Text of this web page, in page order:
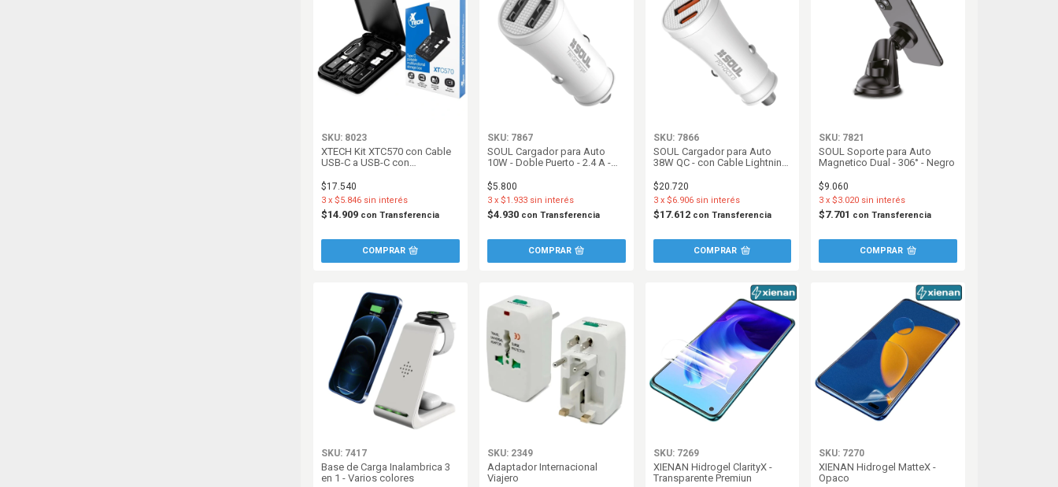
SKU: 8023
XTECH Kit XTC570 con Cable
USB-C a USB-C con
USB-A - MicroUSB
$17.540
$14.909 con Transferencia
3 x $5.846 sin interés
SKU: 7867
SOUL Cargador para Auto
10W - Doble Puerto - 2.4 A -
$5.800
$4.930 con Transferencia
3 x $1.933 sin interés
SKU: 7866
SOUL Cargador para Auto
38W QC - con Cable Lightning
$20.720
$17.612 con Transferencia
3 x $6.906 sin interés
SKU: 7821
SOUL Soporte para Auto
Magnetico Dual - 306° - Negro
$9.060
$7.701 con Transferencia
3 x$3.020 sin interés
SKU: 7417
Base de Carga Inalambrica 3
en 1 - Varios colores
SKU: 2349
Adaptador Internacional
Viajero
SKU: 7269
XIENAN Hidrogel ClarityX -
Transparente Premiun
SKU: 7270
XIENAN Hidrogel MatteX -
Opaco